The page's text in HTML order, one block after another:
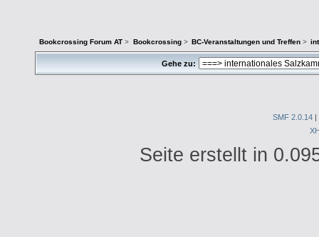
Bookcrossing Forum AT > Bookcrossing> BC-Veranstaltungen und Treffen>
Gehe zu:
SMF 2.0.14 |
Seite erstellt in